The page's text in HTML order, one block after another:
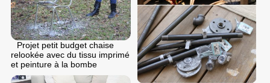
Projet petit budget chaise
relookée avec du tissu imprimé
et peinture à la bombe